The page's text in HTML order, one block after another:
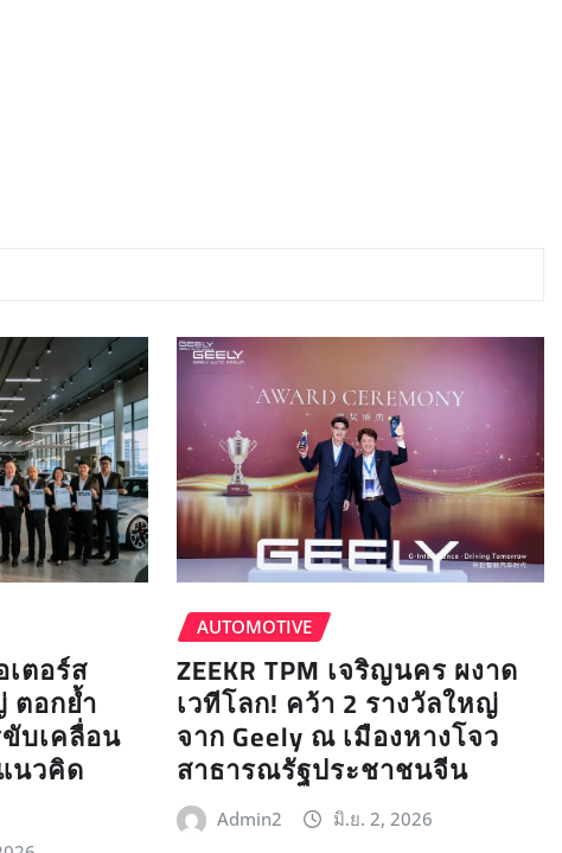
ตอร์ส
ตอกย้ำ
บเคลื่อน
นวคิด
AUTOMOTIVE
ZEEKR TPM เจริญนคร ผงาด
เวทีโลก! คว้า 2 รางวัลใหญ่
จาก Geely ณ เมืองหางโจว
สาธารณรัฐประชาชนจีน
Admin2 มิ.ย. 2, 2026